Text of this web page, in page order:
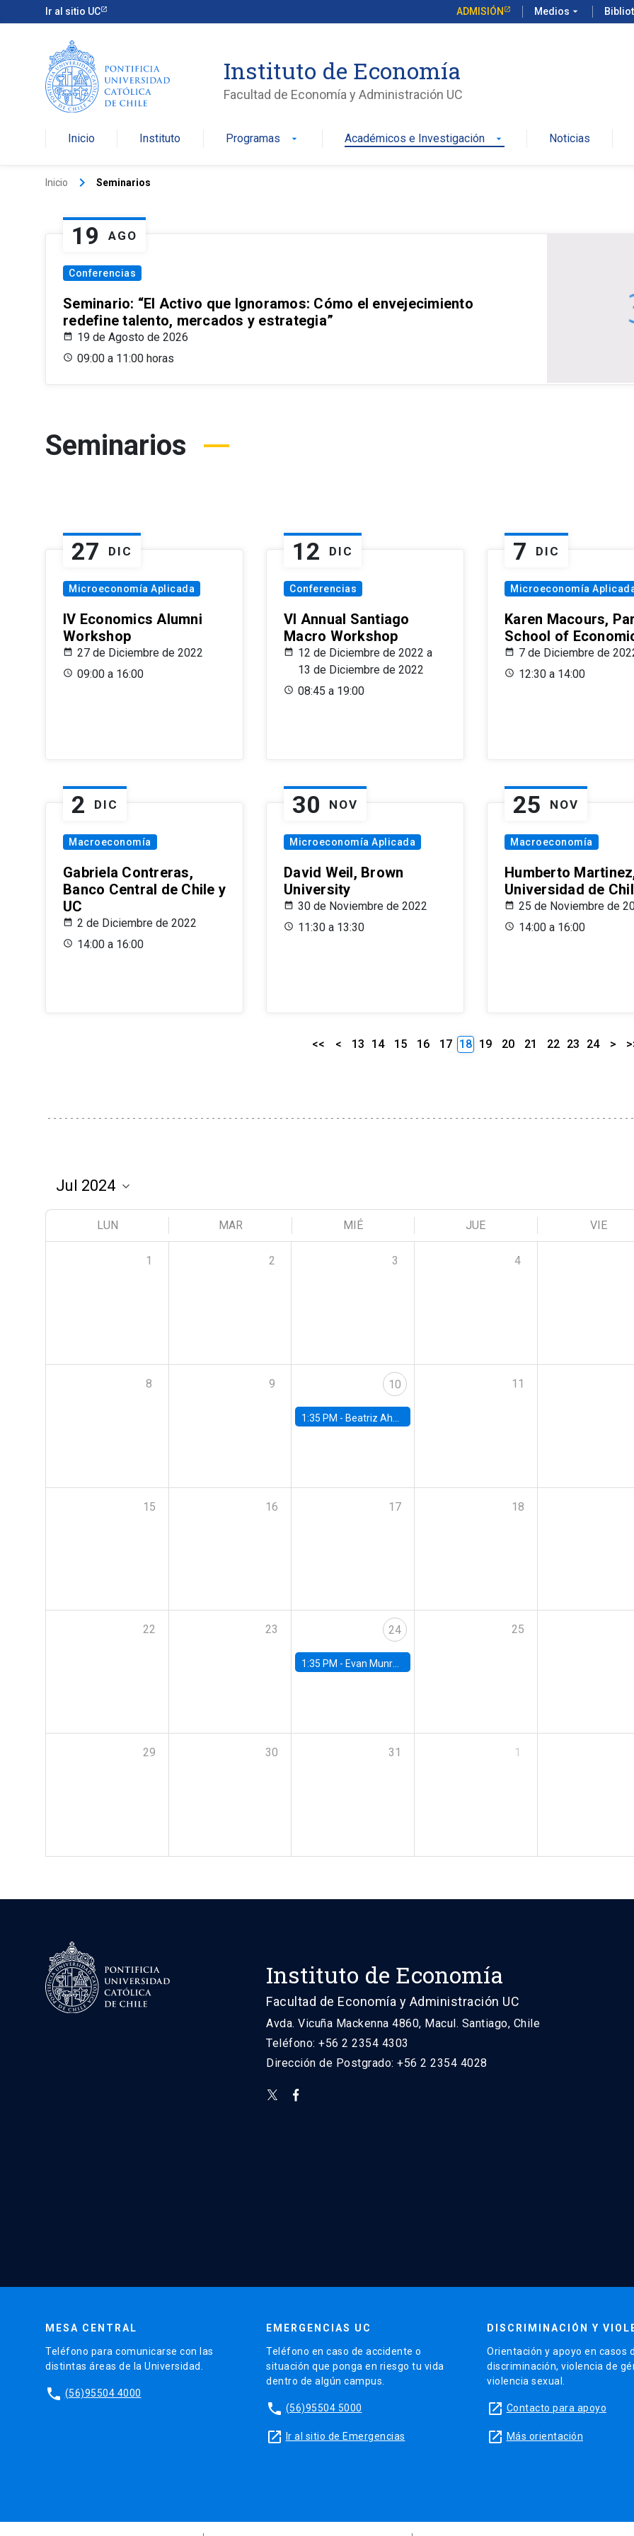
Ir al sitio UC ADMISIÓN Medios arrow_drop_down
Instituto de Economía
Facultad de Economía y Administración UC
Inicio Instituto Programas arrow_drop_down Académicos e Investigación arrow_drop_down Noticias
Inicio keyboard_arrow_right Seminarios
19 AGO
Conferencias
Seminario: “El Activo que Ignoramos: Cómo el envejecimiento
redefine talento, mercados y estrategia”
19 de Agosto de 2026
09:00 a 11:00 horas
Seminarios
27 DIC
Microeconomía Aplicada
IV Economics Alumni
Workshop
27 de Diciembre de 2022
09:00 a 16:00
12 DIC
Conferencias
VI Annual Santiago
Macro Workshop
12 de Diciembre de 2022 a
13 de Diciembre de 2022
08:45 a 19:00
7 DIC
Microeconomía
Karen Macours,
School of
7 de Diciembre de
12:30 a 14:00
2 DIC
Macroeconomía
Gabriela Contreras,
Banco Central de Chile y
UC
2 de Diciembre de 2022
14:00 a 16:00
30 NOV
Microeconomía Aplicada
David Weil, Brown
University
30 de Noviembre de 2022
11:30 a 13:30
25 NOV
Macroeconomía
Humberto
Universidad de
25 de Noviembre de
14:00 a 16:00
<< < 13 14 15 16 17 18 19 20 21 22 23 24 >
LUN MAR MIÉ JUE VIE
1 2 3 4
8 9 10
1:35 PM - Beatriz Ahumada, PhD candidate, Universidad de Pittsburgh
11
15 16 17 18
22 23 24
1:35 PM - Evan Munro, Neyman Visiting Assistant Professor in the Department of Statistics at UC Berkeley
25
29 30 31 1
Instituto de Economía
Facultad de Economía y Administración UC
Avda. Vicuña Mackenna 4860, Macul. Santiago, Chile
Teléfono: +56 2 2354 4303
Dirección de Postgrado: +56 2 2354 4028
MESA CENTRAL
Teléfono para comunicarse con las
distintas áreas de la Universidad.
phone (56)95504 4000
EMERGENCIAS UC
Teléfono en caso de accidente o
situación que ponga en riesgo tu vida
dentro de algún campus.
phone (56)95504 5000
launch Ir al sitio de Emergencias
DISCRIMINACIÓN Y
Orientación y apoyo en casos
discriminación, violencia de
violencia sexual.
launch Contacto para apoyo
launch Más orientación